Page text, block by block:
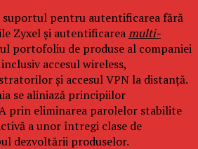
pentru autentificarea fără
Zyxel și autentificareamulti-
portofoliu de produse al companiei
accesul wireless,
și accesul VPN la distanță.
se aliniază principiilor
prin eliminarea parolelor stabilite
a unor întregi clase de
dezvoltării produselor.